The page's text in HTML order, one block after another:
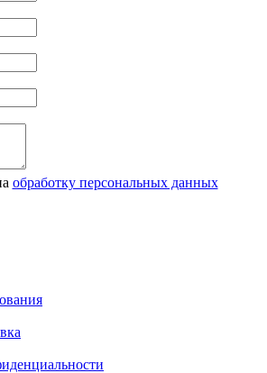
обработку персональных данных